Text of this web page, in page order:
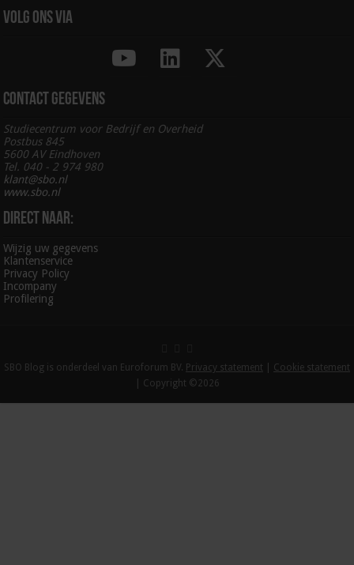
Volg ons via
Contact gegevens
Studiecentrum voor Bedrijf en Overheid
Postbus 845
5600 AV Eindhoven
Tel. 040 - 2 974 980
klant@sbo.nl
www.sbo.nl
Direct naar:
Wijzig uw gegevens
Klantenservice
Privacy Policy
Incompany
Profilering
SBO Blog is onderdeel van Euroforum BV. Privacy statement
Cookie statement
| Copyright ©2026